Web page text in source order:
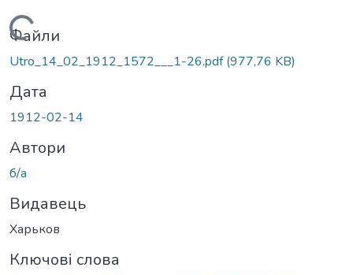
Вантажиться...
Файли
Utro_14_02_1912_1572___1-26.pdf(977,76 KB)
Дата
1912-02-14
Автори
б/а
Видавець
Харьков
Ключові слова